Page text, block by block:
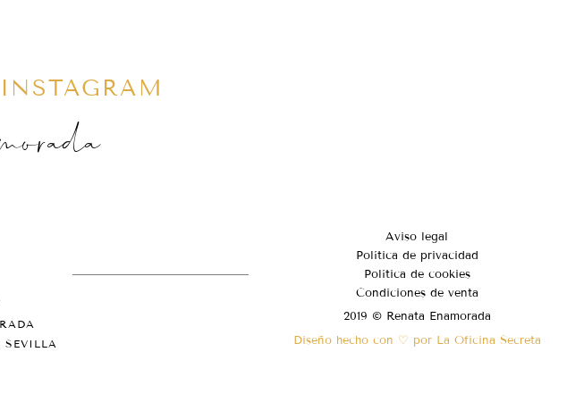
SEVILLA
Aviso legal
Política de privacidad
Política de cookies
Condiciones de venta
2019 © Renata Enamorada
Diseño hecho con ♡ por La Oficina Secreta